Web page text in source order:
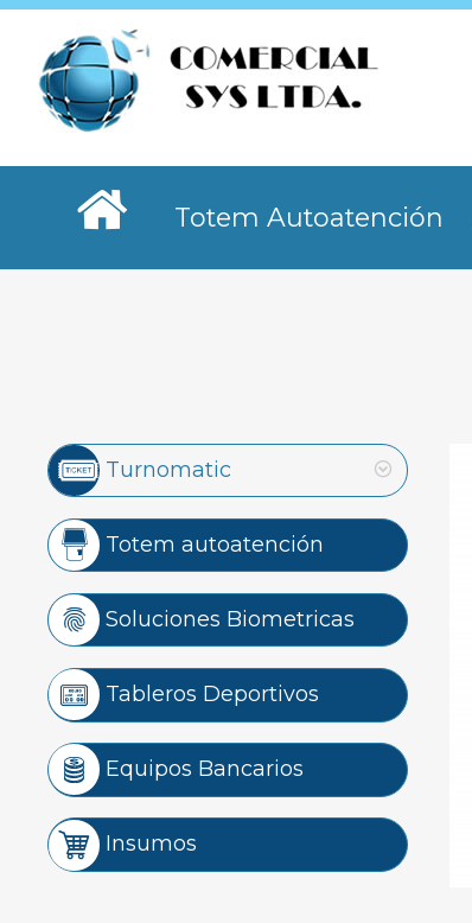
Totem Autoatención
Turnomatic
Totem autoatención
Soluciones Biometricas
Tableros Deportivos
Equipos Bancarios
Insumos